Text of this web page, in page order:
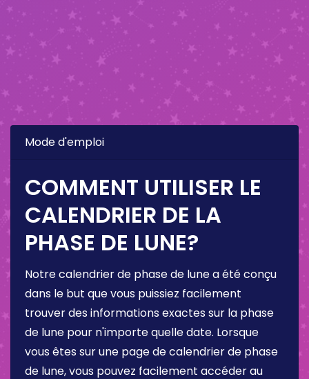
Mode d'emploi
COMMENT UTILISER LE
CALENDRIER DE LA
PHASE DE LUNE?
Notre calendrier de phase de lune a été conçu
dans le but que vous puissiez facilement
trouver des informations exactes sur la phase
de lune pour n'importe quelle date. Lorsque
vous êtes sur une page de calendrier de phase
de lune, vous pouvez facilement accéder au